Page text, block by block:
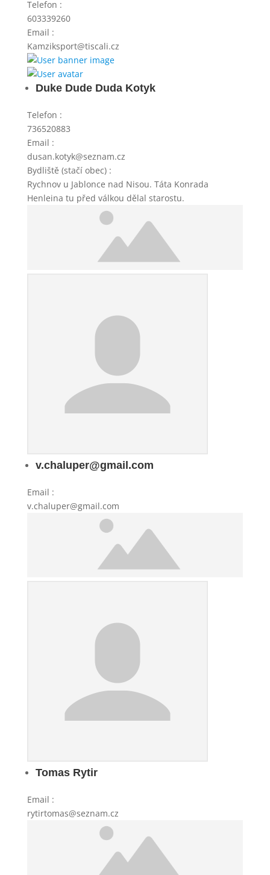
Telefon :
603339260
Email :
Kamziksport@tiscali.cz
Duke Dude Duda Kotyk
Telefon :
736520883
Email :
dusan.kotyk@seznam.cz
Bydliště (stačí obec) :
Rychnov u Jablonce nad Nisou. Táta Konrada
Henleina tu před válkou dělal starostu.
v.chaluper@gmail.com
Email :
v.chaluper@gmail.com
Tomas Rytir
Email :
rytirtomas@seznam.cz